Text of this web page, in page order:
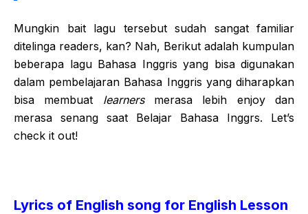
Mungkin bait lagu tersebut sudah sangat familiar
ditelinga readers, kan? Nah, Berikut adalah kumpulan
beberapa lagu Bahasa Inggris yang bisa digunakan
dalam pembelajaran Bahasa Inggris yang diharapkan
bisa membuat learnersmerasa lebih enjoy dan
merasa senang saat Belajar Bahasa Inggrs. Let’s
check it out!
Lyrics of English song for English Lesson